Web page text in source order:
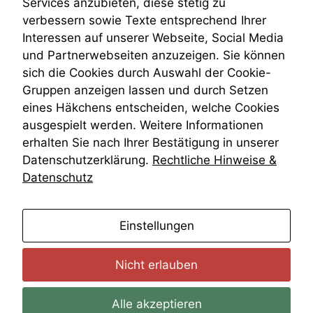
VRK
Wiederherstellungsanordnung
Zivilprozessordnung
ZPO
Zustellfiktion
Zuständigkeit
Öffentliches Personalrecht
Öffentlichkeitsprinzip
Services anzubieten, diese stetig zu
verbessern sowie Texte entsprechend Ihrer
Interessen auf unserer Webseite, Social Media
und Partnerwebseiten anzuzeigen. Sie können
sich die Cookies durch Auswahl der Cookie-
Gruppen anzeigen lassen und durch Setzen
eines Häkchens entscheiden, welche Cookies
ausgespielt werden. Weitere Informationen
erhalten Sie nach Ihrer Bestätigung in unserer
Datenschutzerklärung. Rechtliche Hinweise &
Datenschutz
Einstellungen
Nicht erlauben
Alle akzeptieren